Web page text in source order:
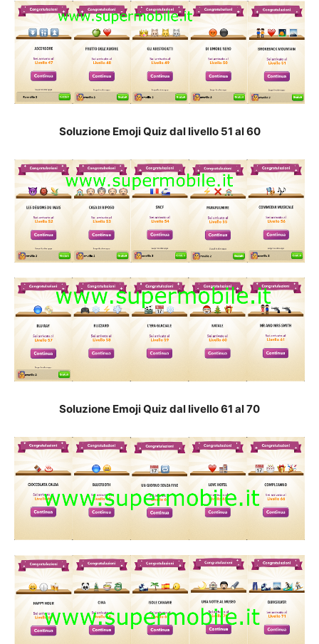
Soluzione Emoji Quiz dal livello 51 al 60
Soluzione Emoji Quiz dal livello 61 al 70